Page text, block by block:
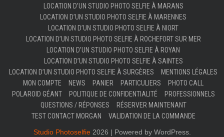
LOCATION D’UN STUDIO PHOTO SELFIE À MARANS
LOCATION D’UN STUDIO PHOTO SELFIE À MARENNES
LOCATION D’UN STUDIO PHOTO SELFIE À NIORT
LOCATION D’UN STUDIO PHOTO SELFIE À ROCHEFORT SUR MER
LOCATION D’UN STUDIO PHOTO SELFIE À ROYAN
LOCATION D’UN STUDIO PHOTO SELFIE À SAINTES
LOCATION D’UN STUDIO PHOTO SELFIE À SURGÈRES
MENTIONS LÉGALES
MON COMPTE
NEWS PANIER PARTICULIERS
PHOTO CALL
POLAROID GÉANT
POLITIQUE DE CONFIDENTIALITÉ
PROFESSIONNELS
QUESTIONS / RÉPONSES
RÉSERVER MAINTENANT
TEST CONTACT MORGAN
VALIDATION DE LA COMMANDE
Studio Photoselfie 2026 | Powered by WordPress.